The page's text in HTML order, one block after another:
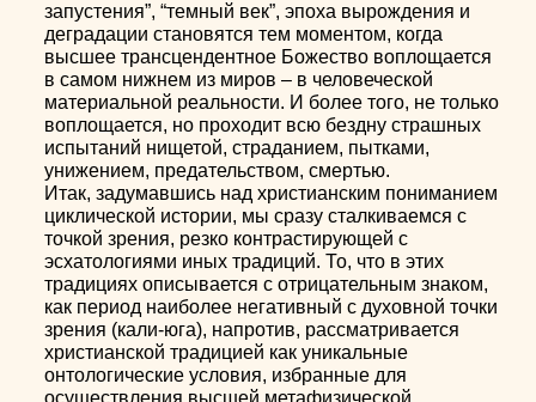
запустения”, “темный век”, эпоха вырождения и
деградации становятся тем моментом, когда
высшее трансцендентное Божество воплощается
в самом нижнем из миров – в человеческой
материальной реальности. И более того, не только
воплощается, но проходит всю бездну страшных
испытаний нищетой, страданием, пытками,
унижением, предательством, смертью.
Итак, задумавшись над христианским пониманием
циклической истории, мы сразу сталкиваемся с
точкой зрения, резко контрастирующей с
эсхатологиями иных традиций. То, что в этих
традициях описывается с отрицательным знаком,
как период наиболее негативный с духовной точки
зрения (кали-юга), напротив, рассматривается
христианской традицией как уникальные
онтологические условия, избранные для
осуществления высшей метафизической